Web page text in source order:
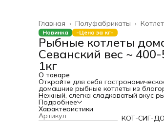
Полуфабрикаты ›
Главная ›
Новинка -Цена за кг-
Рыбные котлеты
Севанский вес ~
1кг
О товаре
Откройте для себя
домашние рыбные котлеты из
Нежный, слегка сладковатый вкус
специями, перенесёт вас на берега
Каждая котлета — это порция
приготовленного с душой.
Подробнее
Характеристики
Артикул
КОТ-СИГ-